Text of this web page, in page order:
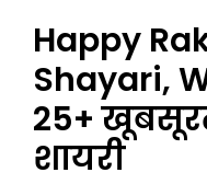
Happy
Shayari,
25+
शायरी